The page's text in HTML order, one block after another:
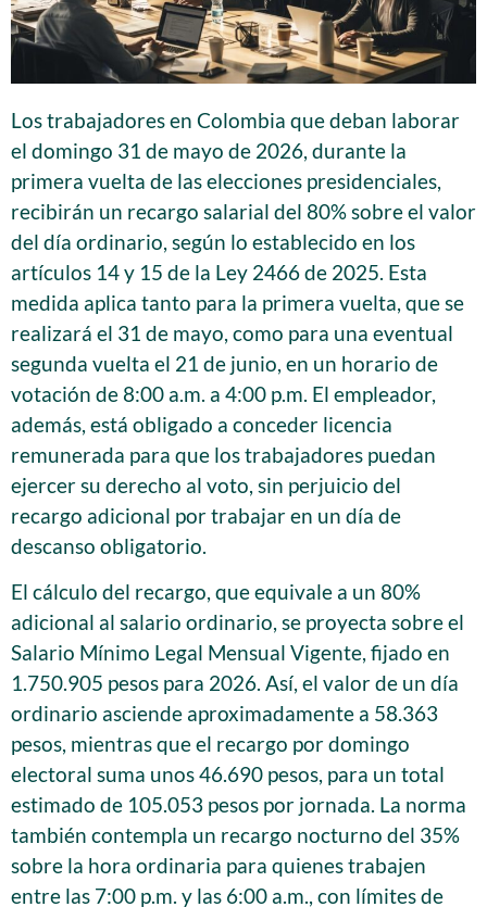
Los trabajadores en Colombia que deban laborar
el domingo 31 de mayo de 2026, durante la
primera vuelta de las elecciones presidenciales,
recibirán un recargo salarial del 80% sobre el valor
del día ordinario, según lo establecido en los
artículos 14 y 15 de la Ley 2466 de 2025. Esta
medida aplica tanto para la primera vuelta, que se
realizará el 31 de mayo, como para una eventual
segunda vuelta el 21 de junio, en un horario de
votación de 8:00 a.m. a 4:00 p.m. El empleador,
además, está obligado a conceder licencia
remunerada para que los trabajadores puedan
ejercer su derecho al voto, sin perjuicio del
recargo adicional por trabajar en un día de
descanso obligatorio.
El cálculo del recargo, que equivale a un 80%
adicional al salario ordinario, se proyecta sobre el
Salario Mínimo Legal Mensual Vigente, fijado en
1.750.905 pesos para 2026. Así, el valor de un día
ordinario asciende aproximadamente a 58.363
pesos, mientras que el recargo por domingo
electoral suma unos 46.690 pesos, para un total
estimado de 105.053 pesos por jornada. La norma
también contempla un recargo nocturno del 35%
sobre la hora ordinaria para quienes trabajen
entre las 7:00 p.m. y las 6:00 a.m., con límites de